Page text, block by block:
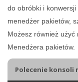
do obróbki i
menedżer pakietów,
Możesz również
Menedżera pakietów.
Polecenie konsoli